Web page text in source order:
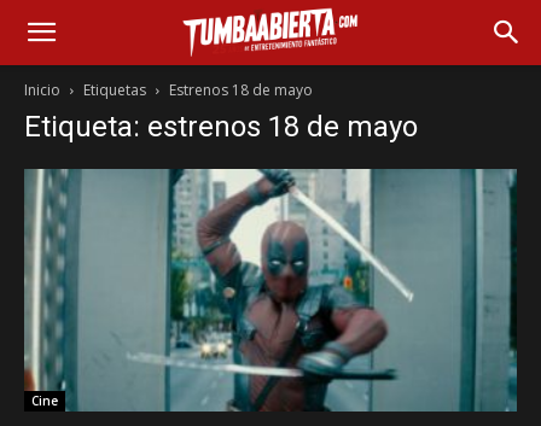
Inicio Etiquetas Estrenos 18 de mayo
Etiqueta: estrenos 18 de mayo
Cine